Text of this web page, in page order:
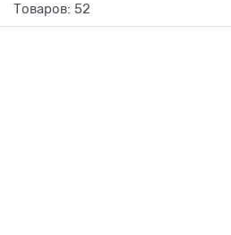
Товаров: 52